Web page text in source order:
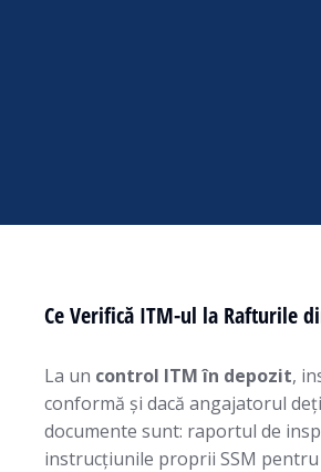
Ce Verifică ITM-ul la Rafturile
La un control ITM în depozit,
conformă și dacă angajatorul
documente sunt: raportul de
instrucțiunile proprii SSM